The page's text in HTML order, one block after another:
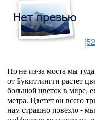
Но не из-за моста мы
от Букиттингги растет
большой цветок в мире,
метра. Цветет он всего
нам страшно повезло -